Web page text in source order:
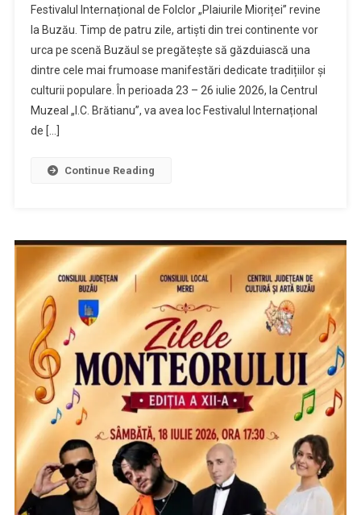
Festivalul Internațional de Folclor „Plaiurile Mioriței” revine
la Buzău. Timp de patru zile, artiști din trei continente vor
urca pe scenă Buzăul se pregătește să găzduiască una
dintre cele mai frumoase manifestări dedicate tradițiilor și
culturii populare. În perioada 23 – 26 iulie 2026, la Centrul
Muzeal „I.C. Brătianu”, va avea loc Festivalul Internațional
de […]
Continue Reading